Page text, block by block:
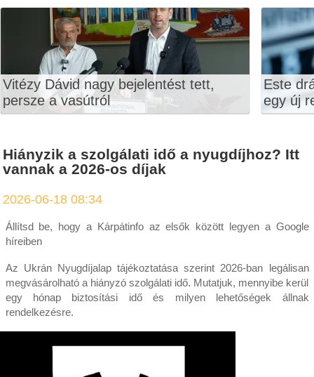
Vitézy Dávid nagy bejelentést tett,
persze a vasútról
Este
egy új
Hiányzik a szolgálati idő a nyugdíjhoz? Itt
vannak a 2026-os díjak
2026-06-18 08:34
Állítsd be, hogy a Kárpátinfo az elsők között legyen a Google
híreiben
Az Ukrán Nyugdíjalap tájékoztatása szerint 2026-ban legálisan
megvásárolható a hiányzó szolgálati idő. Mutatjuk, mennyibe kerül
egy hónap biztosítási idő és milyen lehetőségek állnak
rendelkezésre.